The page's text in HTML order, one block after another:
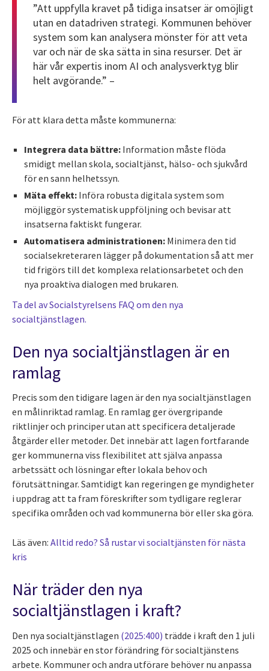
”Att uppfylla kravet på tidiga insatser är omöjligt
utan en datadriven strategi. Kommunen behöver
system som kan analysera mönster för att veta
var och när de ska sätta in sina resurser. Det är
här vår expertis inom AI och analysverktyg blir
helt avgörande.” –
För att klara detta måste kommunerna:
Integrera data bättre: Information måste flöda
smidigt mellan skola, socialtjänst, hälso- och sjukvård
för en sann helhetssyn.
Mäta effekt: Införa robusta digitala system som
möjliggör systematisk uppföljning och bevisar att
insatserna faktiskt fungerar.
Automatisera administrationen: Minimera den tid
socialsekreteraren lägger på dokumentation så att mer
tid frigörs till det komplexa relationsarbetet och den
nya proaktiva dialogen med brukaren.
Ta del av Socialstyrelsens FAQ om den nya
socialtjänstlagen.
Den nya socialtjänstlagen är en
ramlag
Precis som den tidigare lagen är den nya socialtjänstlagen
en målinriktad ramlag. En ramlag ger övergripande
riktlinjer och principer utan att specificera detaljerade
åtgärder eller metoder. Det innebär att lagen fortfarande
ger kommunerna viss flexibilitet att själva anpassa
arbetssätt och lösningar efter lokala behov och
förutsättningar. Samtidigt kan regeringen ge myndigheter
i uppdrag att ta fram föreskrifter som tydligare reglerar
specifika områden och vad kommunerna bör eller ska göra.
Läs även: Alltid redo? Så rustar vi socialtjänsten för nästa
kris
När träder den nya
socialtjänstlagen i kraft?
Den nya socialtjänstlagen (2025:400) trädde i kraft den 1 juli
2025 och innebär en stor förändring för socialtjänstens
arbete. Kommuner och andra utförare behöver nu anpassa